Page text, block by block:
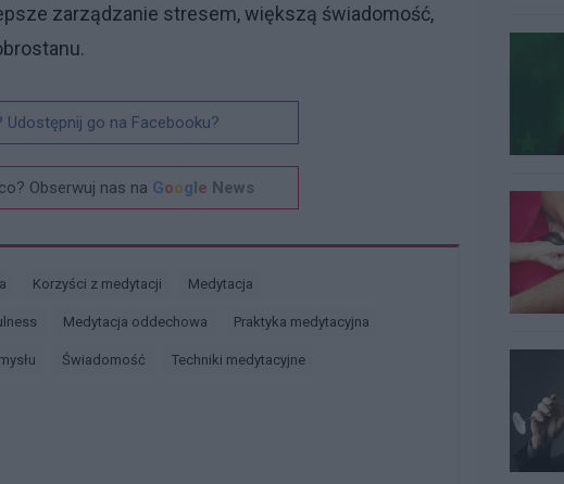
zarządzanie stresem, większą świadomość,
Udostępnij go na Facebooku?
Obserwuj nas na Google News
Korzyści z medytacji Medytacja
Medytacja oddechowa Praktyka medytacyjna
świadomość Techniki medytacyjne